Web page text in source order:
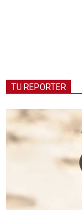
TU REPORTER